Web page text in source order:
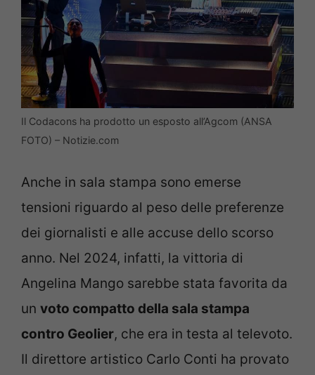
Il Codacons ha prodotto un esposto all’Agcom (ANSA
FOTO) – Notizie.com
Anche in sala stampa sono emerse
tensioni riguardo al peso delle preferenze
dei giornalisti e alle accuse dello scorso
anno. Nel 2024, infatti, la vittoria di
Angelina Mango sarebbe stata favorita da
un voto compatto della sala stampa
contro Geolier, che era in testa al televoto.
Il direttore artistico Carlo Conti ha provato